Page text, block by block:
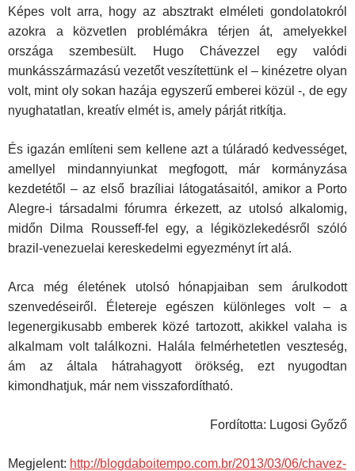
Képes volt arra, hogy az absztrakt elméleti gondolatokról
azokra a közvetlen problémákra térjen át, amelyekkel
országa szembesült. Hugo Chávezzel egy valódi
munkásszármazású vezetőt veszítettünk el – kinézetre olyan
volt, mint oly sokan hazája egyszerű emberei közül -, de egy
nyughatatlan, kreatív elmét is, amely párját ritkítja.
És igazán említeni sem kellene azt a túláradó kedvességet,
amellyel mindannyiunkat megfogott, már kormányzása
kezdetétől – az első bra­zíliai látogatásaitól, amikor a Porto
Alegre-i társadalmi fórumra érkezett, az utolsó alkalomig,
midőn Dilma Rousseff-fel egy, a légiközlekedésről szóló
brazil-venezuelai kereskedelmi egyezményt írt alá.
Arca még életének utolsó hónapjaiban sem árulkodott
szenvedéseiről. Életereje egészen különleges volt – a
legenergikusabb emberek közé tartozott, akikkel valaha is
alkalmam volt találkozni. Halála felmérhetetlen veszteség,
ám az általa hátrahagyott örökség, ezt nyugodtan
kimondhat­juk, már nem visszafordítható.
Fordította: Lugosi Győző
Megjelent: http://blogdaboitempo.com.br/2013/03/06/chavez-